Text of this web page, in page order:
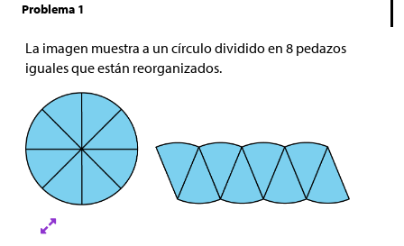
Problema 1
La imagen muestra a un círculo dividido en 8 pedazos
iguales que están reorganizados.